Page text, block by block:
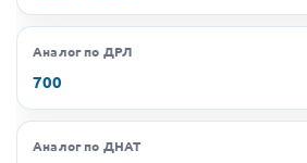
Аналог по ДРЛ
700
Аналог по ДНАТ